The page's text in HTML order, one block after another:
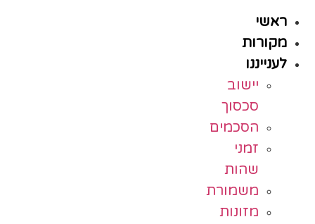
ראשי
מקורות
לענייננו
יישוב
סכסוך
הסכמים
זמני
שהות
משמורת
מזונות